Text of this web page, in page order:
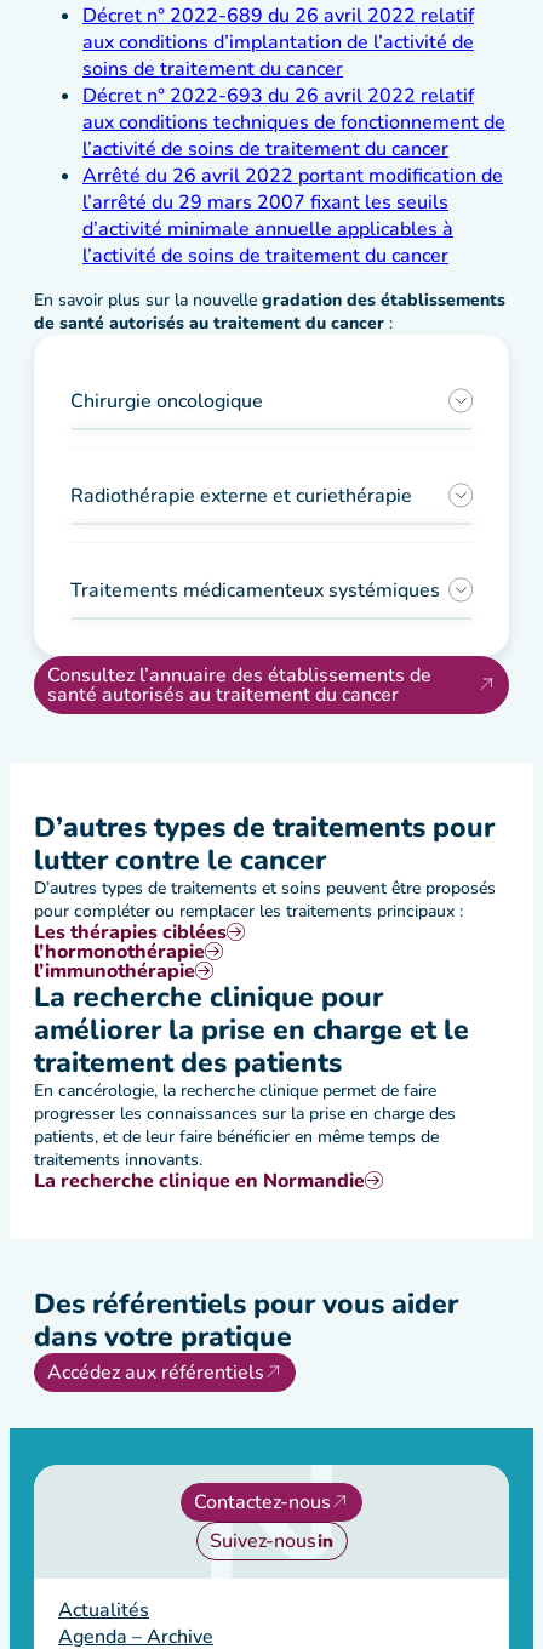
Décret n° 2022-689 du 26 avril 2022 relatif
aux conditions d’implantation de l’activité de
soins de traitement du cancer
Décret n° 2022-693 du 26 avril 2022 relatif
aux conditions techniques de fonctionnement de
l’activité de soins de traitement du cancer
Arrêté du 26 avril 2022 portant modification de
l’arrêté du 29 mars 2007 fixant les seuils
d’activité minimale annuelle applicables à
l’activité de soins de traitement du cancer
En savoir plus sur la nouvelle gradation des établissements
de santé autorisés au traitement du cancer :
Chirurgie oncologique
Radiothérapie externe et curiethérapie
Traitements médicamenteux systémiques
Consultez l’annuaire des établissements de
santé autorisés au traitement du cancer
D’autres types de traitements pour
lutter contre le cancer
D’autres types de traitements et soins peuvent être proposés
pour compléter ou remplacer les traitements principaux :
Les thérapies ciblées
l’hormonothérapie
l’immunothérapie
La recherche clinique pour
améliorer la prise en charge et le
traitement des patients
En cancérologie, la recherche clinique permet de faire
progresser les connaissances sur la prise en charge des
patients, et de leur faire bénéficier en même temps de
traitements innovants.
La recherche clinique en Normandie
Des référentiels pour vous aider
dans votre pratique
Accédez aux référentiels
Contactez-nous
Suivez-nous
Actualités
Agenda – Archive